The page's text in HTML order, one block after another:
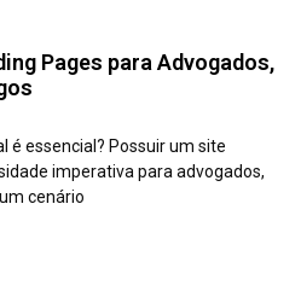
Pages para Advogados,
é essencial? Possuir um site
imperativa para advogados,
cenário